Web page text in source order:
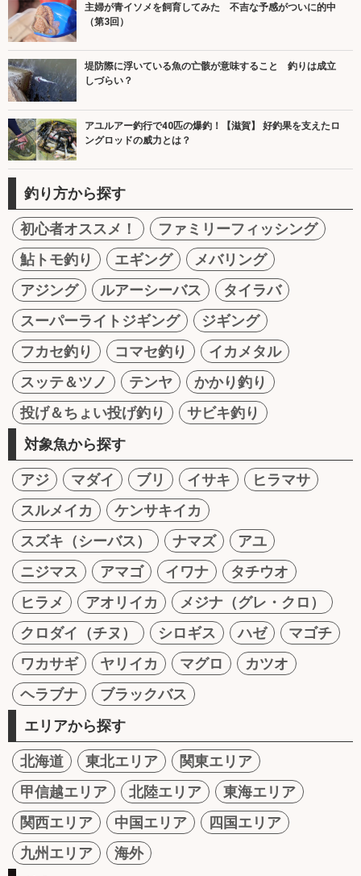
主婦が青イソメを飼育してみた 不吉な予感がついに的中
（第3回）
堤防際に浮いている魚の亡骸が意味すること 釣りは成立
しづらい？
アユルアー釣行で40匹の爆釣！【滋賀】 好釣果を支えたロ
ングロッドの威力とは？
釣り方から探す
初心者オススメ！
ファミリーフィッシング
鮎トモ釣り
エギング
メバリング
アジング
ルアーシーバス
タイラバ
スーパーライトジギング
ジギング
フカセ釣り
コマセ釣り
イカメタル
スッテ＆ツノ
テンヤ
かかり釣り
投げ＆ちょい投げ釣り
サビキ釣り
対象魚から探す
アジ マダイ ブリ イサキ
ヒラマサ
スルメイカ
ケンサキイカ
スズキ（シーバス）
ナマズ
アユ
ニジマス
アマゴ イワナ
タチウオ
ヒラメ
アオリイカ
メジナ（グレ・クロ）
クロダイ（チヌ）
シロギス ハゼ
マゴチ
ワカサギ
ヤリイカ マグロ
カツオ
ヘラブナ
ブラックバス
エリアから探す
北海道 東北エリア
関東エリア
甲信越エリア
北陸エリア
東海エリア
関西エリア
中国エリア
四国エリア
九州エリア
海外